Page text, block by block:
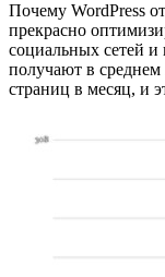
Почему WordPress
прекрасно
социальных сетей и
получают в
страниц в месяц, и